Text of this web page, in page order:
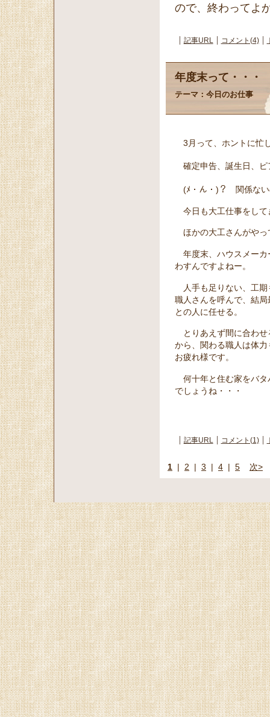
ので、終わってよ
記事URL コメント(4)
年度末って・・・
テーマ：今日のお仕事
3月って、ホントに忙
確定申告、誕生日、ピ
(ﾒ・ん・)？ 関係ない
今日も大工仕事をして
ほかの大工さんがやっ
年度末、ハウスメーカ
わすんですよねー。
人手も足りない、工期
職人さんを呼んで、結
との人に任せる。
とりあえず間に合わせ
から、関わる職人は体
お疲れ様です。
何十年と住む家をバタ
でしょうね・・・
記事URL コメント(1)
1 | 2 | 3 | 4 | 5 次>